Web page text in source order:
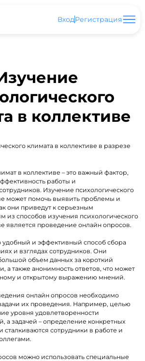
ВходРегистрация
в коллективе
климата в коллективе в разрезе
в коллективе – это важный фактор,
работы и
Изучение психологического
может помочь выявить проблемы и
они приведут к серьезным
из способов изучения психологического
является проведение онлайн опросов.
удобный и эффективный способ сбора
и взглядах сотрудников. Они
объем данных за короткий
а также анонимность ответов, что может
и открытому выражению мнений.
онлайн опросов необходимо
их проведения. Например, целью
уровня удовлетворенности
а задачей – определение конкретных
сотрудники в работе и
можно использовать специальные